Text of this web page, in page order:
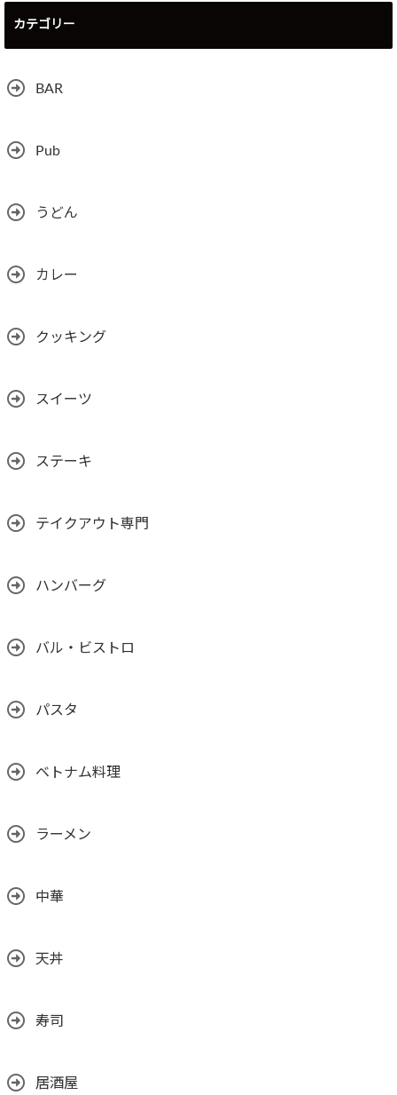
カテゴリー
BAR
Pub
うどん
カレー
クッキング
スイーツ
ステーキ
テイクアウト専門
ハンバーグ
バル・ビストロ
パスタ
ベトナム料理
ラーメン
中華
天丼
寿司
居酒屋